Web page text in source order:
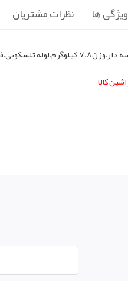
ویژگی ها نظرات مشتریان
کالا